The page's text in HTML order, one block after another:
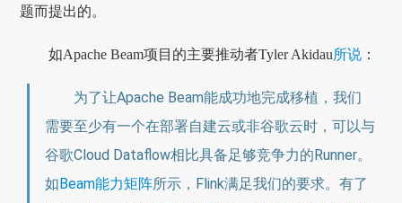
题而提出的。
如Apache Beam项目的主要推动者Tyler Akidau所说 ：
为了让Apache Beam能成功地完成移植，我们
需要至少有一个在部署自建云或非谷歌云时，可以与
谷歌Cloud Dataflow相比具备足够竞争力的Runner。
如 Beam能力矩阵所示，Flink满足我们的要求。有了